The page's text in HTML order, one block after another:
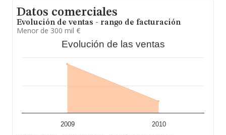
Datos comerciales
Evolución de ventas - rango de facturación
Menor de 300 mil €
Evolución de las ventas
2009 2010